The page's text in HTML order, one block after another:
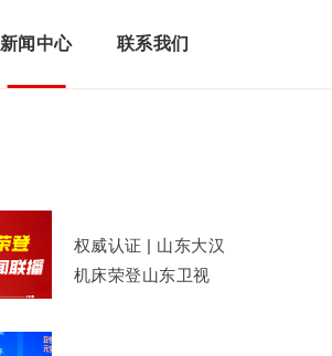
新闻中心 联系我们
权威认证 | 山东大汉
机床荣登山东卫视